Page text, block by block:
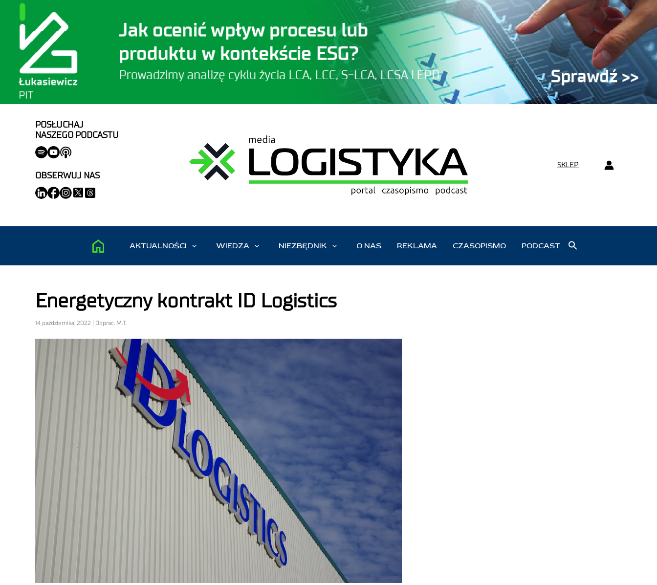
POSŁUCHAJ
NASZEGO PODCASTU
OBSERWUJ NAS
SKLEP
AKTUALNOŚCI WIEDZA NIEZBĘDNIK O NAS REKLAMA CZASOPISMO PODCAST
Energetyczny kontrakt ID Logistics
14 października, 2022 | Ooprac. M.T.